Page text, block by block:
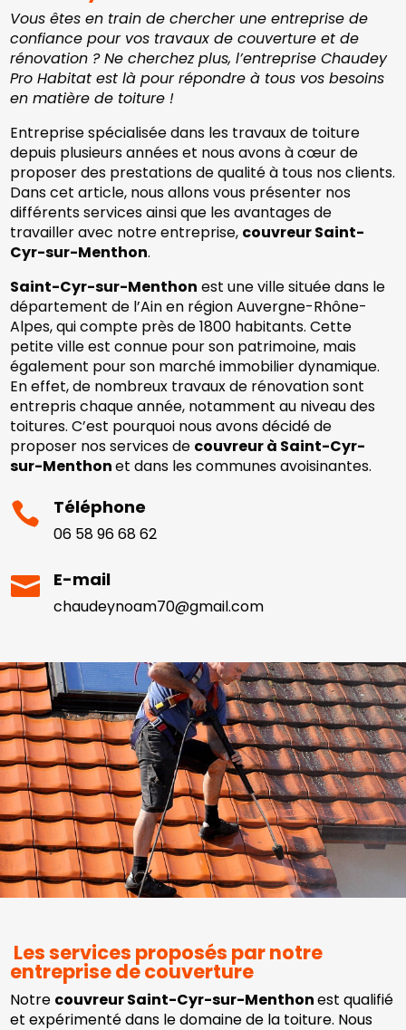
Vous êtes en train de chercher une entreprise de
confiance pour vos travaux de couverture et de
rénovation ? Ne cherchez plus, l’entreprise Chaudey
Pro Habitat est là pour répondre à tous vos besoins
en matière de toiture !
Entreprise spécialisée dans les travaux de toiture
depuis plusieurs années et nous avons à cœur de
proposer des prestations de qualité à tous nos clients.
Dans cet article, nous allons vous présenter nos
différents services ainsi que les avantages de
travailler avec notre entreprise, couvreur Saint-
Cyr-sur-Menthon.
Saint-Cyr-sur-Menthon est une ville située dans le
département de l’Ain en région Auvergne-Rhône-
Alpes, qui compte près de 1800 habitants. Cette
petite ville est connue pour son patrimoine, mais
également pour son marché immobilier dynamique.
En effet, de nombreux travaux de rénovation sont
entrepris chaque année, notamment au niveau des
toitures. C’est pourquoi nous avons décidé de
proposer nos services de couvreur à Saint-Cyr-
sur-Menthonet dans les communes avoisinantes.
 Téléphone
06 58 96 68 62
 E-mail
chaudeynoam70@gmail.com
Les services proposés par notre
entreprise de couverture
Notre couvreur Saint-Cyr-sur-Menthonest qualifié
et expérimenté dans le domaine de la toiture. Nous